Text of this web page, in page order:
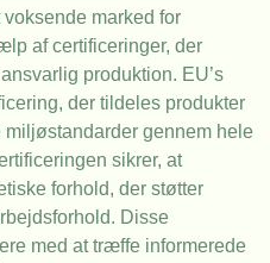
marked for
af certificeringer, der
produktion. EU’s
der tildeles produkter
gennem hele
sikrer, at
forhold, der støtter
Disse
med at træffe informerede